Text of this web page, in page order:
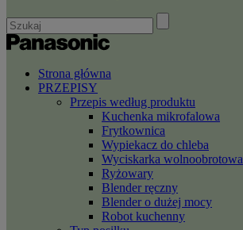
Strona główna
PRZEPISY
Przepis według produktu
Kuchenka mikrofalowa
Frytkownica
Wypiekacz do chleba
Wyciskarka wolnoobrotowa
Ryżowary
Blender ręczny
Blender o dużej mocy
Robot kuchenny